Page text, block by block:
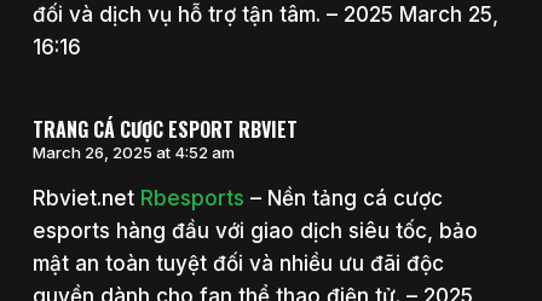
đối và dịch vụ hỗ trợ tận tâm. – 2025 March 25,
16:16
TRANG CÁ CƯỢC ESPORT RBVIET
March 26, 2025 at 4:52 am
Rbviet.net Rbesports – Nền tảng cá cược
esports hàng đầu với giao dịch siêu tốc, bảo
mật an toàn tuyệt đối và nhiều ưu đãi độc